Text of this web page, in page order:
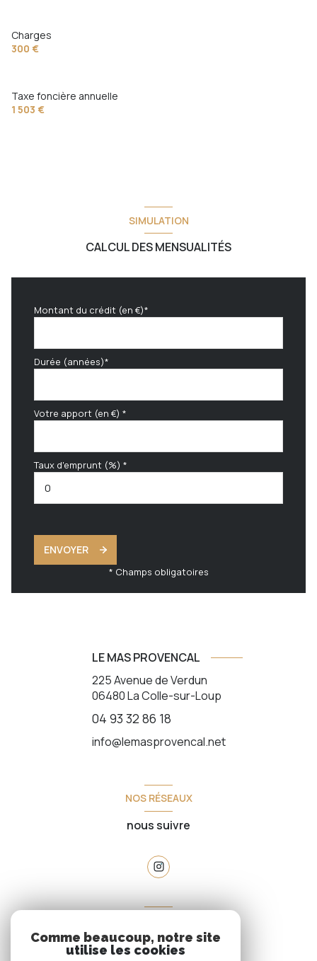
Charges
300 €
Taxe foncière annuelle
1 503 €
SIMULATION
CALCUL DES MENSUALITÉS
Montant du crédit (en €)*
Durée (années)*
Votre apport (en €) *
Taux d'emprunt (%) *
ENVOYER
* Champs obligatoires
LE MAS PROVENCAL
225 Avenue de Verdun
06480La Colle-sur-Loup
04 93 32 86 18
info@lemasprovencal.net
NOS RÉSEAUX
nous suivre
espace propriétaire
Comme beaucoup, notre site
utilise les cookies